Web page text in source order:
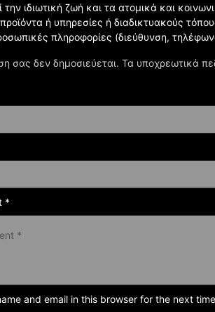
σας δεν δημοσιεύεται. Τα υποχρεωτικά
*
την ιδιωτική ζωή και τα ατομικά και
ή υπηρεσίες ή διαδικτυακούς
πληροφορίες (διεύθυνση,
and email in this browser for the next